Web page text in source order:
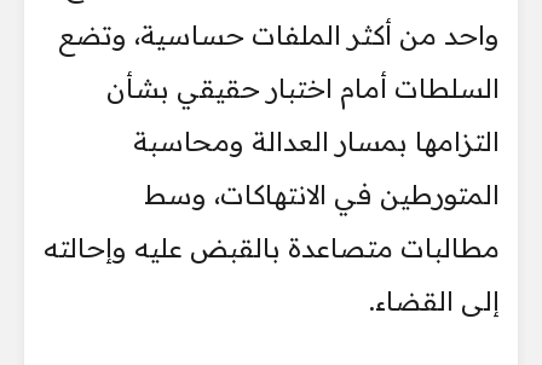
واحد من أكثر الملفات حساسية، وتضع
السلطات أمام اختبار حقيقي بشأن
التزامها بمسار العدالة ومحاسبة
المتورطين في الانتهاكات، وسط
مطالبات متصاعدة بالقبض عليه وإحالته
إلى القضاء.